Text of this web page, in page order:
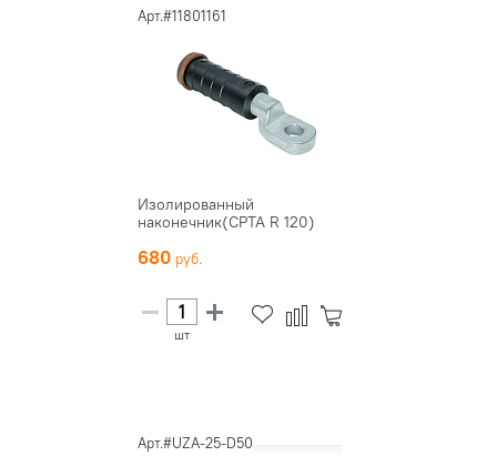
Арт.#11801161
Изолированный
наконечник(CPTA R 120)
680
шт
Арт.#UZA-25-D50